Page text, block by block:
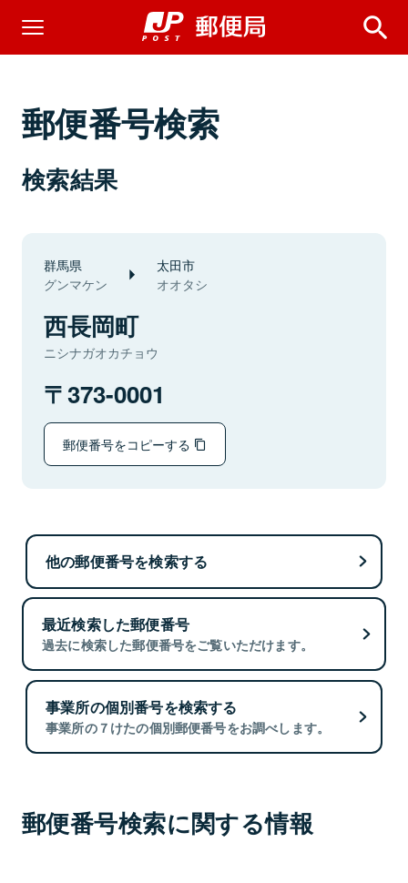
郵便番号検索
検索結果
群馬県
グンマケン
太田市
オオタシ
西長岡町
ニシナガオカチョウ
373-0001
郵便番号をコピーする
他の郵便番号を検索する
最近検索した郵便番号
過去に検索した郵便番号をご覧いただけます。
事業所の個別番号を検索する
事業所の７けたの個別郵便番号をお調べします。
郵便番号検索に関する情報